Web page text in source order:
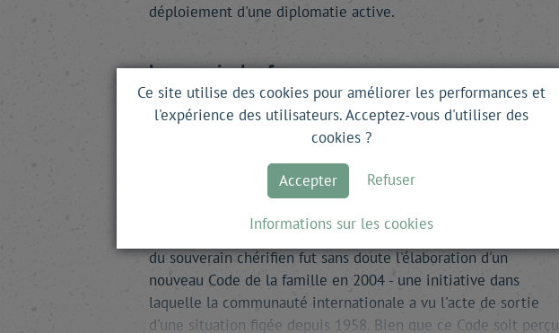
déploiement d'une diplomatie active.
Les acquis des femmes
Au Maroc, le combat des femmes pour la dignité et l'égalité
des droits ne date pas des années 2000. Les avancées
obtenues sont le résultat d'un long chemin parsemé
d'embûches : poids de la tradition dans la société et ancien
Afin de dépasser ces blocages, la démarche la plus audacieuse
du souverain chérifien fut sans doute l'élaboration d'un
nouveau Code de la famille en 2004 - une initiative dans
laquelle la communauté internationale a vu l'acte de sortie
d'une situation figée depuis 1958. Bien que ce Code soit perçu
Ce site utilise des cookies pour améliorer les performances et
l'expérience des utilisateurs. Acceptez-vous d'utiliser des
cookies ?
Accepter Refuser
Informations sur les cookies